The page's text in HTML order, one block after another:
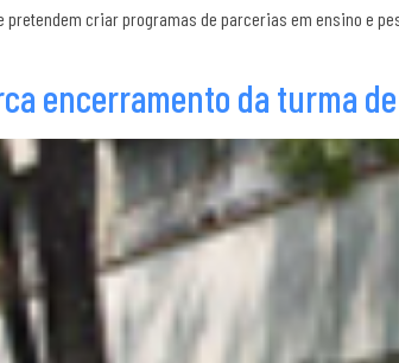
criar programas de parcerias em ensino e
encerramento da turma